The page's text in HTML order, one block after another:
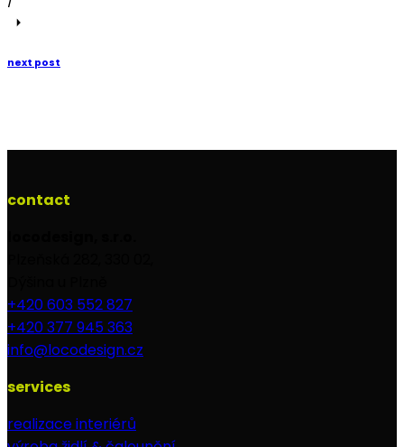
next post
contact
+420 603 552 827
+420 377 945 363
info@locodesign.cz
services
realizace interiérů